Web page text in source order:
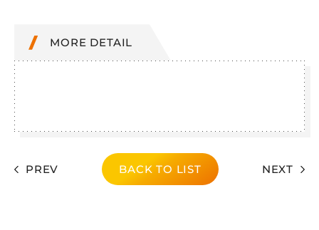
MORE DETAIL
PREV BACK TO LIST NEXT